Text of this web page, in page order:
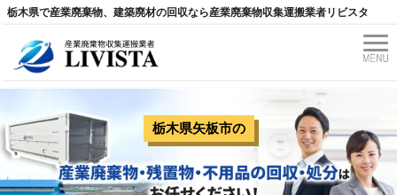
栃木県で産業廃棄物、建築廃材の回収なら産業廃棄物収集運搬業者リビスタ
栃木県矢板市の